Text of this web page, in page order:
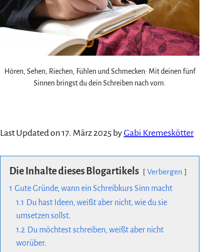
Hören, Sehen, Riechen, Fühlen und Schmecken: Mit deinen fünf
Sinnen bringst du dein Schreiben nach vorn.
Last Updated on 17. März 2025 byGabi Kremeskötter
Die Inhalte dieses Blogartikels
Verbergen
1 Gute Gründe, wann ein Schreibkurs Sinn macht
1.1 Du hast Ideen, weißt aber nicht, wie du sie
umsetzen sollst.
1.2 Du möchtest schreiben, weißt aber nicht
worüber.